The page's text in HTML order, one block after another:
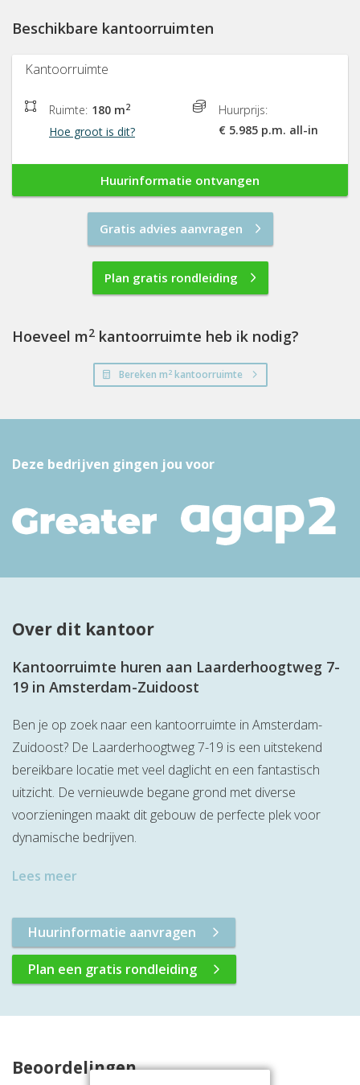
Beschikbare kantoorruimten
Kantoorruimte
Ruimte: 180 m2
Hoe groot is dit?
Huurprijs:
€ 5.985 p.m. all-in
Huurinformatie ontvangen
Gratis advies aanvragen
Plan gratis rondleiding
Hoeveel m2 kantoorruimte heb ik nodig?
Bereken m2kantoorruimte
Deze bedrijven gingen jou voor
Over dit kantoor
Kantoorruimte huren aan Laarderhoogtweg 7-
19 in Amsterdam-Zuidoost
Ben je op zoek naar een kantoorruimte in Amsterdam-
Zuidoost? De Laarderhoogtweg 7-19 is een uitstekend
bereikbare locatie met veel daglicht en een fantastisch
uitzicht. De vernieuwde begane grond met diverse
voorzieningen maakt dit gebouw de perfecte plek voor
dynamische bedrijven.
Lees meer
Huurinformatie aanvragen
Plan een gratis rondleiding
Beoordelingen